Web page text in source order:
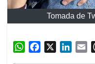
Tomada de
W